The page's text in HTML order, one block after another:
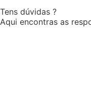
Tens dúvidas ?
Aqui encontras as